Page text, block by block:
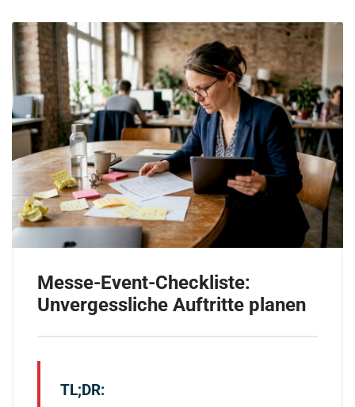
Messe-Event-Checkliste:
Unvergessliche Auftritte planen
TL;DR: